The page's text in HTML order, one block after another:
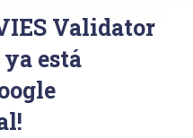
Validator
ya está